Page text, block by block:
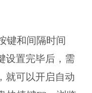
和间隔时间
设置完毕后，需
就可以开启自动